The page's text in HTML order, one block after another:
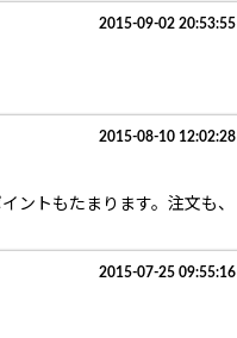
2015-09-02 20:53:55
2015-08-10 12:02:28
ントもたまります。注文も、
2015-07-25 09:55:16